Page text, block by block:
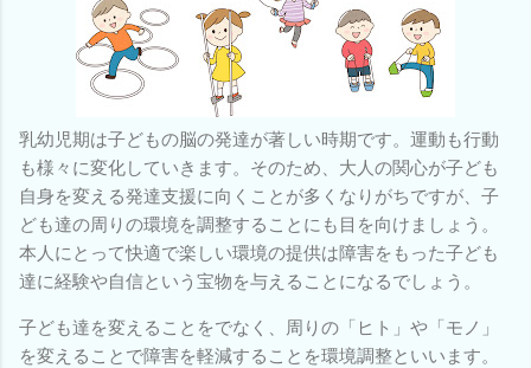
乳幼児期は子どもの脳の発達が著しい時期です。運動も行動
も様々に変化していきます。そのため、大人の関心が子ども
自身を変える発達支援に向くことが多くなりがちですが、子
ども達の周りの環境を調整することにも目を向けましょう。
本人にとって快適で楽しい環境の提供は障害をもった子ども
達に経験や自信という宝物を与えることになるでしょう。
子ども達を変えることをでなく、周りの「ヒト」や「モノ」
を変えることで障害を軽減することを環境調整といいます。